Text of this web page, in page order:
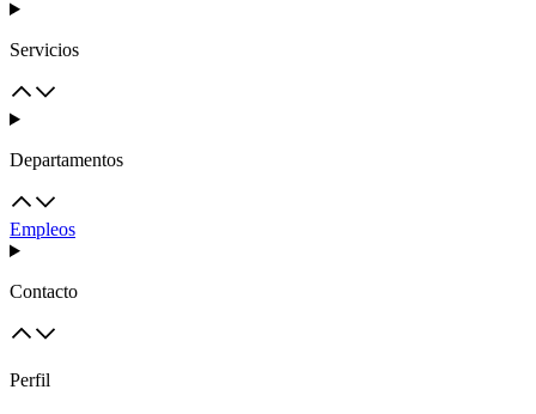
Servicios
Departamentos
Empleos
Contacto
Perfil